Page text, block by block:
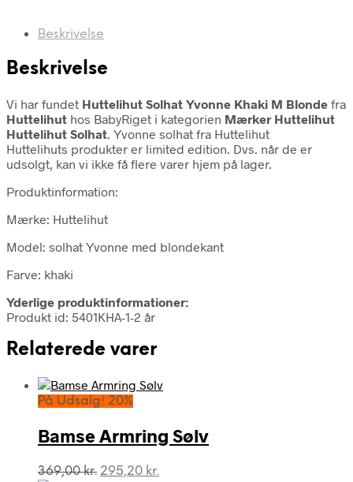
Beskrivelse
Beskrivelse
Vi har fundet Huttelihut Solhat Yvonne Khaki M Blonde fra
Huttelihut hos BabyRiget i kategorien Mærker Huttelihut
Huttelihut Solhat. Yvonne solhat fra Huttelihut
Huttelihuts produkter er limited edition. Dvs. når de er
udsolgt, kan vi ikke få flere varer hjem på lager.
Produktinformation:
Mærke: Huttelihut
Model: solhat Yvonne med blondekant
Farve: khaki
Yderlige produktinformationer:
Produkt id: 5401KHA-1-2 år
Relaterede varer
På Udsalg! 20%
Bamse Armring Sølv
369,00kr. Den
295,20 kr.